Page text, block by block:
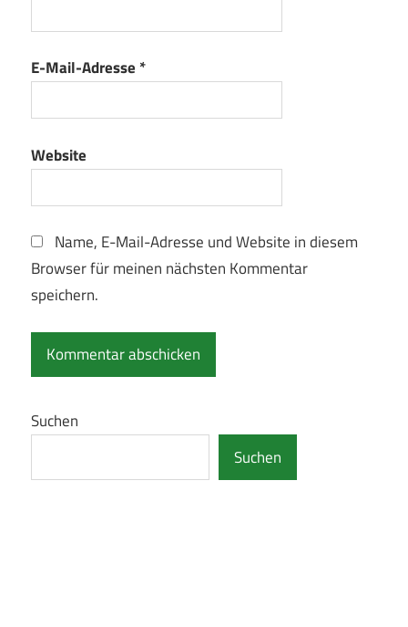
E-Mail-Adresse *
Website
Name, E-Mail-Adresse und Website in diesem
Browser für meinen nächsten Kommentar
speichern.
Suchen
Suchen